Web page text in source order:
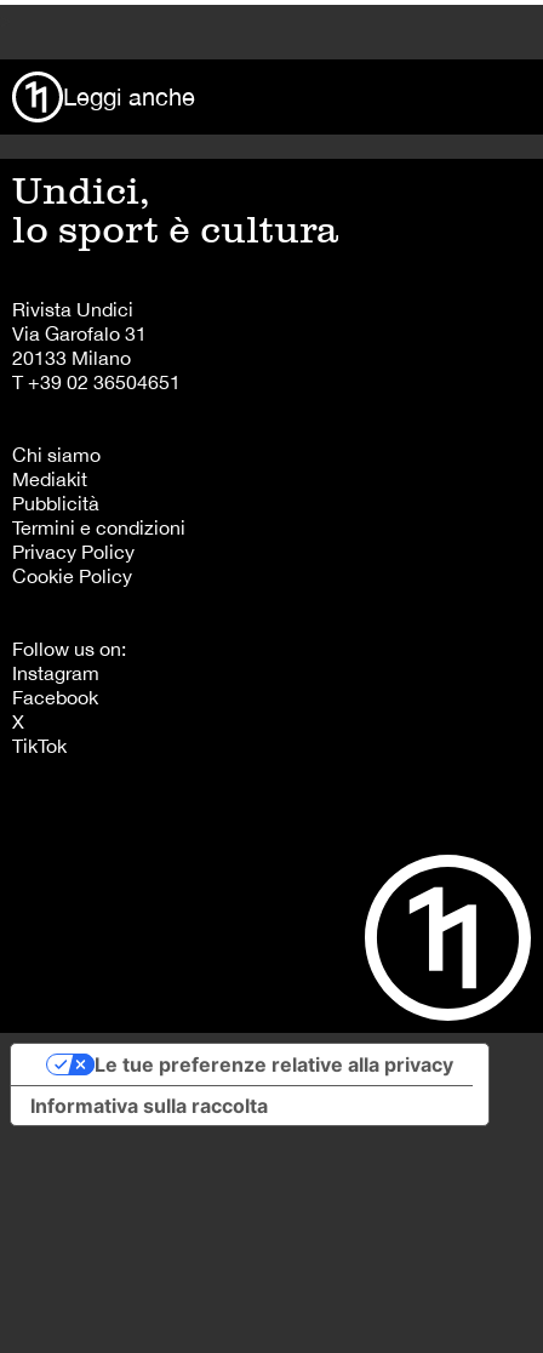
Leggi anche
Undici,
lo sport è cultura
Rivista Undici
Via Garofalo 31
20133 Milano
T +39 02 36504651
Chi siamo
Mediakit
Pubblicità
Termini e condizioni
Privacy Policy
Cookie Policy
Follow us on:
Instagram
Facebook
X
TikTok
Informativa sulla raccolta
Le tue preferenze relative alla privacy